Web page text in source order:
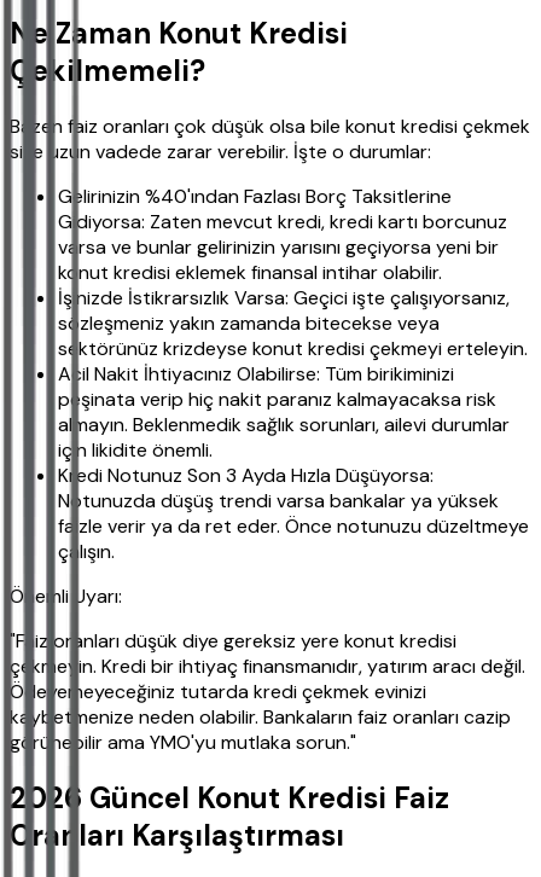
Ne Zaman Konut Kredisi
Çekilmemeli?
Bazen faiz oranları çok düşük olsa bile konut kredisi çekmek
size uzun vadede zarar verebilir. İşte o durumlar:
Gelirinizin %40'ından Fazlası Borç Taksitlerine
Gidiyorsa: Zaten mevcut kredi, kredi kartı borcunuz
varsa ve bunlar gelirinizin yarısını geçiyorsa yeni bir
konut kredisi eklemek finansal intihar olabilir.
İşinizde İstikrarsızlık Varsa: Geçici işte çalışıyorsanız,
sözleşmeniz yakın zamanda bitecekse veya
sektörünüz krizdeyse konut kredisi çekmeyi erteleyin.
Acil Nakit İhtiyacınız Olabilirse: Tüm birikiminizi
peşinata verip hiç nakit paranız kalmayacaksa risk
almayın. Beklenmedik sağlık sorunları, ailevi durumlar
için likidite önemli.
Kredi Notunuz Son 3 Ayda Hızla Düşüyorsa:
Notunuzda düşüş trendi varsa bankalar ya yüksek
faizle verir ya da ret eder. Önce notunuzu düzeltmeye
çalışın.
Önemli Uyarı:
"Faiz oranları düşük diye gereksiz yere konut kredisi
çekmeyin. Kredi bir ihtiyaç finansmanıdır, yatırım aracı değil.
Ödeyemeyeceğiniz tutarda kredi çekmek evinizi
kaybetmenize neden olabilir. Bankaların faiz oranları cazip
görünebilir ama YMO'yu mutlaka sorun."
2026 Güncel Konut Kredisi Faiz
Oranları Karşılaştırması